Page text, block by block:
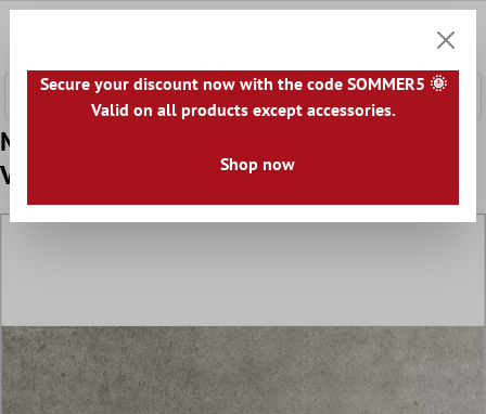
Minta Padlólapok Kő Megjelenés Despina
Világos Szürke 30x60cm
Secure your discount now with the code SOMMER5 🌞
Valid on all products except accessories.
Shop now